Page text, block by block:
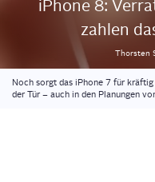
iPho­ne 8:
zah­len
Thorsten
Noch sorgt das iPhone 7 für
der Tür – auch in den Planungen